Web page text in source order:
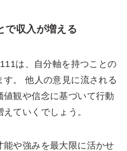
で収入が増える
は、自分軸を持つことの
。 他人の意見に流される
観や信念に基づいて行動
ていくでしょう。
能や強みを最大限に活かせ